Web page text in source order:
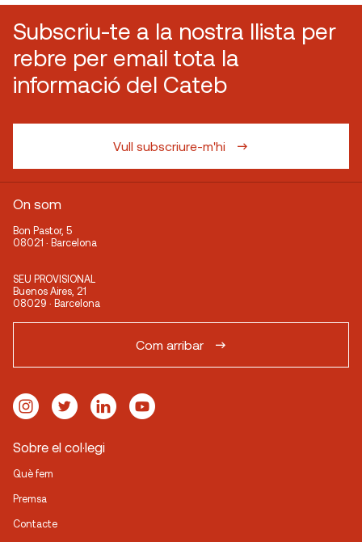
Subscriu-te a la nostra llista per
rebre per email tota la
informació del Cateb
Vull subscriure-m'hi
On som
Bon Pastor, 5
08021 · Barcelona
SEU PROVISIONAL
Buenos Aires, 21
08029 · Barcelona
Com arribar
Sobre el col·legi
Què fem
Premsa
Contacte